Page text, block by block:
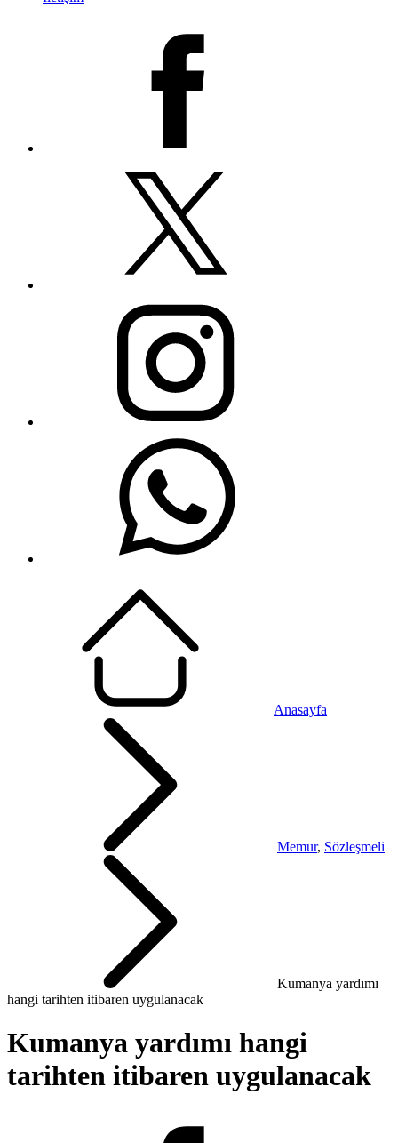
Anasayfa
Memur, Sözleşmeli
Kumanya yardımı
hangi tarihten itibaren uygulanacak
Kumanya yardımı hangi
tarihten itibaren uygulanacak